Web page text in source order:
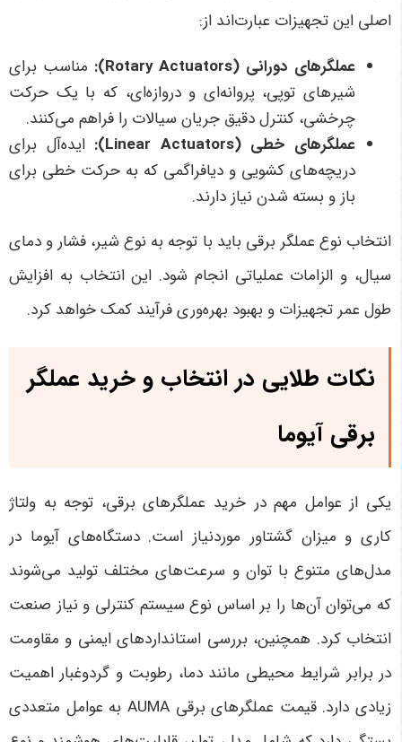
اصلی این تجهیزات عبارت‌اند از:
عملگرهای دورانی (Rotary Actuators):
مناسب برای
شیرهای توپی، پروانه‌ای و دروازه‌ای، که با یک حرکت
چرخشی، کنترل دقیق جریان سیالات را فراهم می‌کنند.
عملگرهای خطی (Linear Actuators):
ایده‌آل برای
دریچه‌های کشویی و دیافراگمی که به حرکت خطی برای
باز و بسته شدن نیاز دارند.
انتخاب نوع عملگر برقی باید با توجه به نوع شیر، فشار و دمای
سیال، و الزامات عملیاتی انجام شود. این انتخاب به افزایش
طول عمر تجهیزات و بهبود بهره‌وری فرآیند کمک خواهد کرد.
نکات طلایی در انتخاب و خرید عملگر
برقی آیوما
یکی از عوامل مهم در خرید عملگرهای برقی، توجه به ولتاژ
کاری و میزان گشتاور موردنیاز است. دستگاه‌های آیوما در
مدل‌های متنوع با توان و سرعت‌های مختلف تولید می‌شوند
که می‌توان آن‌ها را بر اساس نوع سیستم کنترلی و نیاز صنعت
انتخاب کرد. همچنین، بررسی استانداردهای ایمنی و مقاومت
در برابر شرایط محیطی مانند دما، رطوبت و گردوغبار اهمیت
زیادی دارد.قیمت عملگرهای برقی
AUMA به عوامل متعددی